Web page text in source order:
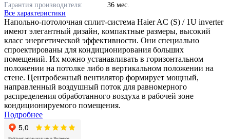
Гарантия производителя:
36 мес.
Все характеристики
Напольно-потолочная сплит-система Haier AC (S) / 1U inverter
имеют элегантный дизайн, компактные размеры, высокий
класс энергетической эффективности. Они специально
спроектированы для кондиционирования больших
помещений. Их можно устанавливать в горизонтальном
положении на потолке либо в вертикальном положении на
стене. Центробежный вентилятор формирует мощный,
направленный воздушный поток для равномерного
распределения обработанного воздуха в рабочей зоне
кондиционируемого помещения.
Подробнее